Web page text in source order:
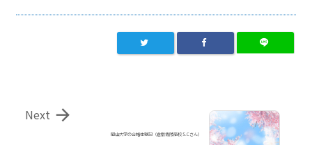
岡山大学の合格体験記（倉敷青陵高校 S.Cさん）

Next